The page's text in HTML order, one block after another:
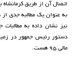
اتصال آن از طریق کرمانشاه
به عنوان یک مطالبه جدی از
نیز نشان داده به
دستور رئیس جمهور در
مالی 95 هست.